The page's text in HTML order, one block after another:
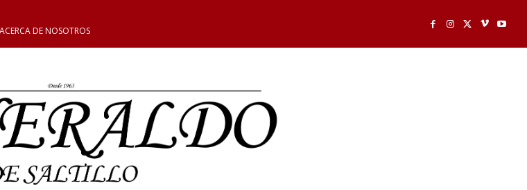
ACERCA DE NOSOTROS